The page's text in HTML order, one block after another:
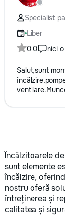
не
покупать
бюджет.
Specialist
Liber
0,0
nici
Salut,sunt
Încălzitoarele
sunt elemente
încălzire,
nostru oferă
întreținerea și
calitatea și